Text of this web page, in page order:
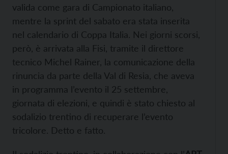
valida come gara di Campionato italiano,
mentre la sprint del sabato era stata inserita
nel calendario di Coppa Italia. Nei giorni scorsi,
però, è arrivata alla Fisi, tramite il direttore
tecnico Michel Rainer, la comunicazione della
rinuncia da parte della Val di Resia, che aveva
in programma l’evento il 25 settembre,
giornata di elezioni, e quindi è stato chiesto al
sodalizio trentino di recuperare l’evento
tricolore. Detto e fatto.